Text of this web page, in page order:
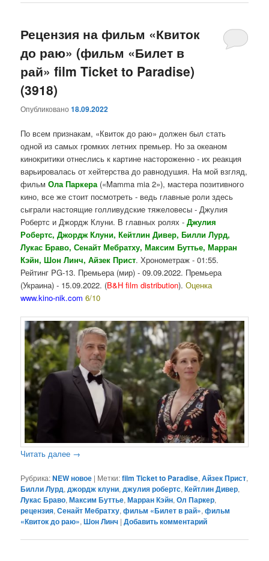
Рецензия на фильм «Квиток
до раю» (фильм «Билет в
рай» film Ticket to Paradise)
(3918)
Опубликовано18.09.2022
По всем признакам, «Квиток до раю» должен был стать
одной из самых громких летних премьер. Но за океаном
кинокритики отнеслись к картине настороженно - их реакция
варьировалась от хейтерства до равнодушия. На мой взгляд,
фильмОла Паркера («Mamma mia 2»), мастера позитивного
кино, все же стоит посмотреть - ведь главные роли здесь
сыграли настоящие голливудские тяжеловесы - Джулия
Робертс и Джордж Клуни. В главных ролях -Джулия
Робертс, Джордж Клуни, Кейтлин Дивер, Билли Лурд,
Лукас Браво, Сенайт Мебратху, Максим Буттье, Марран
Кэйн, Шон Линч, Айзек Прист. Хронометраж - 01:55.
Рейтинг PG-13. Премьера (мир) - 09.09.2022. Премьера
(Украина) - 15.09.2022. (B&H film distribution).Оценка
www.kino-nik.com 6/10
Читать далее →
Рубрика:NEW новое | Метки:film Ticket to Paradise,Айзек Прист,
Билли Лурд,джордж клуни,джулия робертс,Кейтлин Дивер,
Лукас Браво,Максим Буттье,Марран Кэйн,Ол Паркер,
рецензия,Сенайт Мебратху,фильм «Билет в рай»,фильм
«Квиток до раю»,Шон Линч |Добавить комментарий